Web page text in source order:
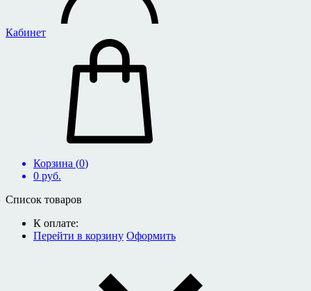
Кабинет
Корзина (0)
0 руб.
Список товаров
К оплате:
Перейти в корзину Оформить